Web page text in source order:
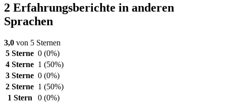
2 Erfahrungsberichte in anderen
Sprachen
3,0 von 5 Sternen
5 Sterne 0 (0%)
4 Sterne 1 (50%)
3 Sterne 0 (0%)
2 Sterne 1 (50%)
1 Stern
0 (0%)